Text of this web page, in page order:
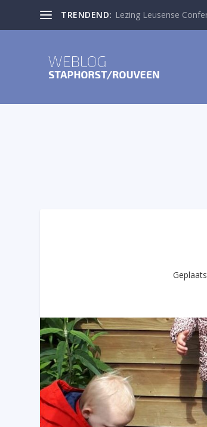
TRENDEND: Lezing Leusense